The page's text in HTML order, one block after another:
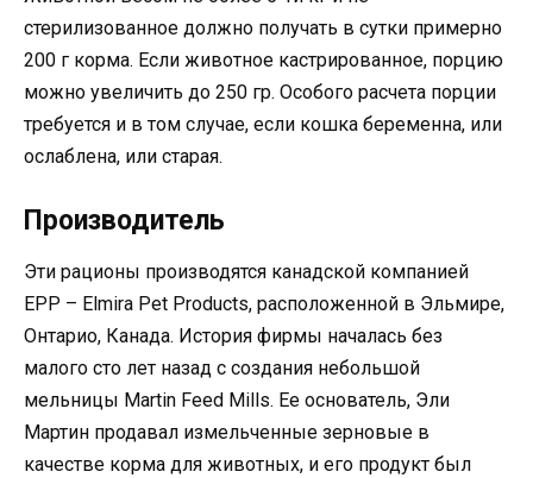
стерилизованное должно получать в сутки примерно
200 г корма. Если животное кастрированное, порцию
можно увеличить до 250 гр. Особого расчета порции
требуется и в том случае, если кошка беременна, или
ослаблена, или старая.
Производитель
Эти рационы производятся канадской компанией
EPP – Elmira Pet Products, расположенной в Эльмире,
Онтарио, Канада. История фирмы началась без
малого сто лет назад с создания небольшой
мельницы Martin Feed Mills. Ее основатель, Эли
Мартин продавал измельченные зерновые в
качестве корма для животных, и его продукт был